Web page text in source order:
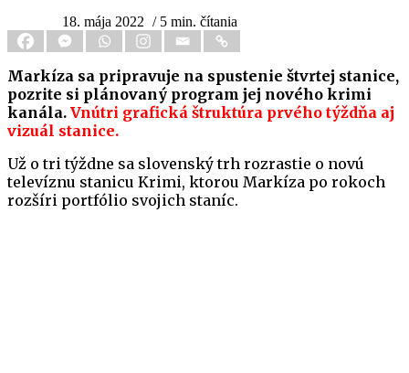
18. mája 2022 / 5 min. čítania
Markíza sa pripravuje na spustenie štvrtej stanice,
pozrite si plánovaný program jej nového krimi
kanála. Vnútri grafická štruktúra prvého týždňa aj
vizuál stanice.
Už o tri týždne sa slovenský trh rozrastie o novú
televíznu stanicu Krimi, ktorou Markíza po rokoch
rozšíri portfólio svojich staníc.